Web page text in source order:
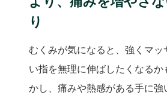
り
むくみが気になると、強くマッ
い指を無理に伸ばしたくなるか
かし、痛みや熱感がある手に強